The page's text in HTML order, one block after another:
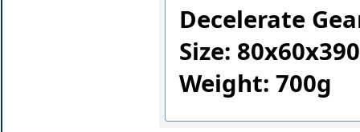
Decelerate
Size:
Weight: 700g